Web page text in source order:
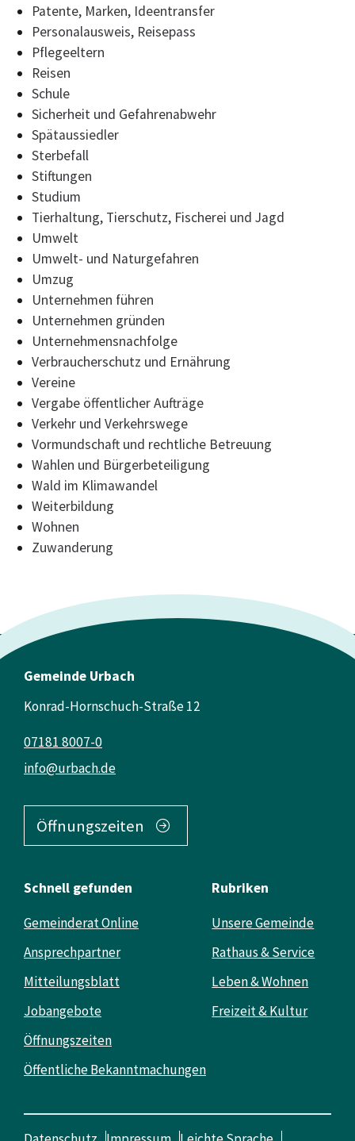
Patente, Marken, Ideentransfer
Personalausweis, Reisepass
Pflegeeltern
Reisen
Schule
Sicherheit und Gefahrenabwehr
Spätaussiedler
Sterbefall
Stiftungen
Studium
Tierhaltung, Tierschutz, Fischerei und Jagd
Umwelt
Umwelt- und Naturgefahren
Umzug
Unternehmen führen
Unternehmen gründen
Unternehmensnachfolge
Verbraucherschutz und Ernährung
Vereine
Vergabe öffentlicher Aufträge
Verkehr und Verkehrswege
Vormundschaft und rechtliche Betreuung
Wahlen und Bürgerbeteiligung
Wald im Klimawandel
Weiterbildung
Wohnen
Zuwanderung
Gemeinde Urbach
Konrad-Hornschuch-Straße 12
info@urbach.de
07181 8007-0
Öffnungszeiten
Schnell gefunden
Gemeinderat Online
Ansprechpartner
Mitteilungsblatt
Jobangebote
Öffnungszeiten
Öffentliche Bekanntmachungen
Rubriken
Unsere Gemeinde
Rathaus & Service
Leben & Wohnen
Freizeit & Kultur